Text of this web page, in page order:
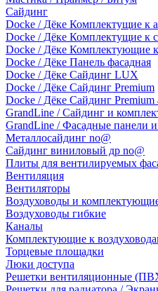
Сайдинг
Docke / Дёке Комплектущие к
Docke / Дёке Комплектущие к
Docke / Дёке Комплектующие
Docke / Дёке Панель фасадная
Docke / Дёке Сайдинг LUX
Docke / Дёке Сайдинг Premium
Docke / Дёке Сайдинг
GrandLine / Сайдинг и
GrandLine / Фасадные панели
Металлосайдинг no@
Сайдинг виниловый др no@
Плиты для вентилируемых
Вентиляция
Вентиляторы
Воздуховоды и
Воздуховоды гибкие
Каналы
Комплектующие к
Торцевые площадки
Люки доступа
Решетки вентиляционные